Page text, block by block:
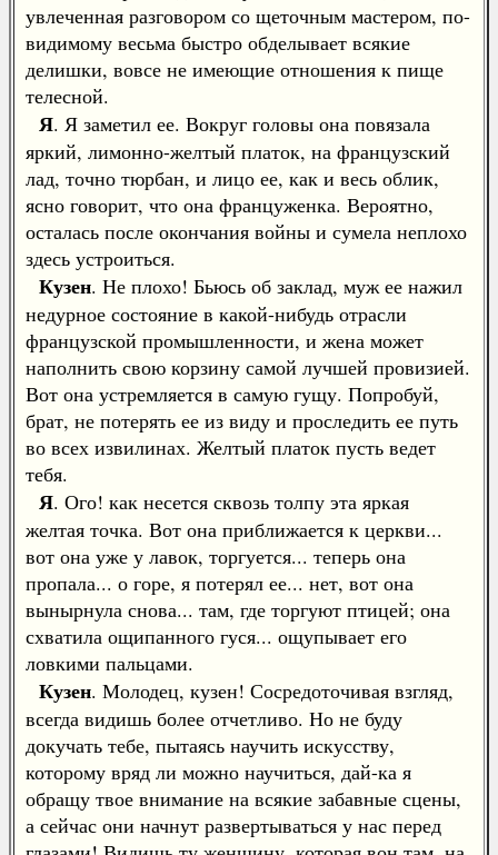
увлеченная разговором со щеточным мастером, по-
видимому весьма быстро обделывает всякие
делишки, вовсе не имеющие отношения к пище
телесной.
Я. Я заметил ее. Вокруг головы она повязала
яркий, лимонно-желтый платок, на французский
лад, точно тюрбан, и лицо ее, как и весь облик,
ясно говорит, что она француженка. Вероятно,
осталась после окончания войны и сумела неплохо
здесь устроиться.
Кузен. Не плохо! Бьюсь об заклад, муж ее нажил
недурное состояние в какой-нибудь отрасли
французской промышленности, и жена может
наполнить свою корзину самой лучшей провизией.
Вот она устремляется в самую гущу. Попробуй,
брат, не потерять ее из виду и проследить ее путь
во всех извилинах. Желтый платок пусть ведет
тебя.
Я. Ого! как несется сквозь толпу эта яркая
желтая точка. Вот она приближается к церкви...
вот она уже у лавок, торгуется... теперь она
пропала... о горе, я потерял ее... нет, вот она
вынырнула снова... там, где торгуют птицей; она
схватила ощипанного гуся... ощупывает его
ловкими пальцами.
Кузен. Молодец, кузен! Сосредоточивая взгляд,
всегда видишь более отчетливо. Но не буду
докучать тебе, пытаясь научить искусству,
которому вряд ли можно научиться, дай-ка я
обращу твое внимание на всякие забавные сцены,
а сейчас они начнут развертываться у нас перед